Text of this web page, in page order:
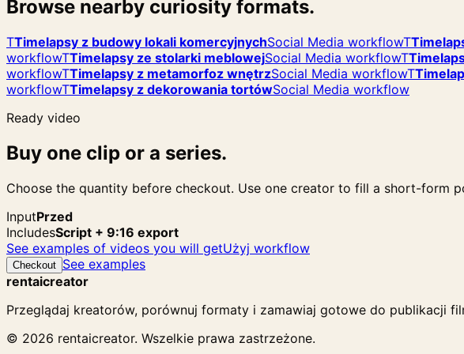
Browse nearby curiosity formats.
TTimelapsy z budowy lokali komercyjnychSocial Media workflowT
workflowTTimelapsy ze stolarki meblowejSocial Media workflowT
workflowTTimelapsy z metamorfoz wnętrzSocial Media workflowT
workflowTTimelapsy z dekorowania tortówSocial Media workflow
Ready video
Buy one clip or a series.
Choose the quantity before checkout. Use one creator to fill a short-form
InputPrzed
IncludesScript + 9:16 export
See examples of videos you will getUżyj workflow
Checkout See examples
rentaicreator
Przeglądaj kreatorów, porównuj formaty i zamawiaj gotowe do publikacji
© 2026 rentaicreator. Wszelkie prawa zastrzeżone.